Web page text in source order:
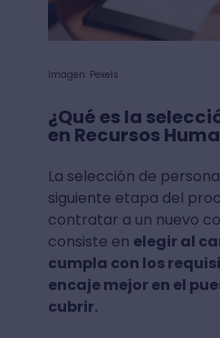
Imagen: Pexels
¿Qué es la
en Recursos
La selección de
siguiente etapa del
contratar a un nuevo
consiste en elegir al
cumpla con los
encaje mejor en el
cubrir.